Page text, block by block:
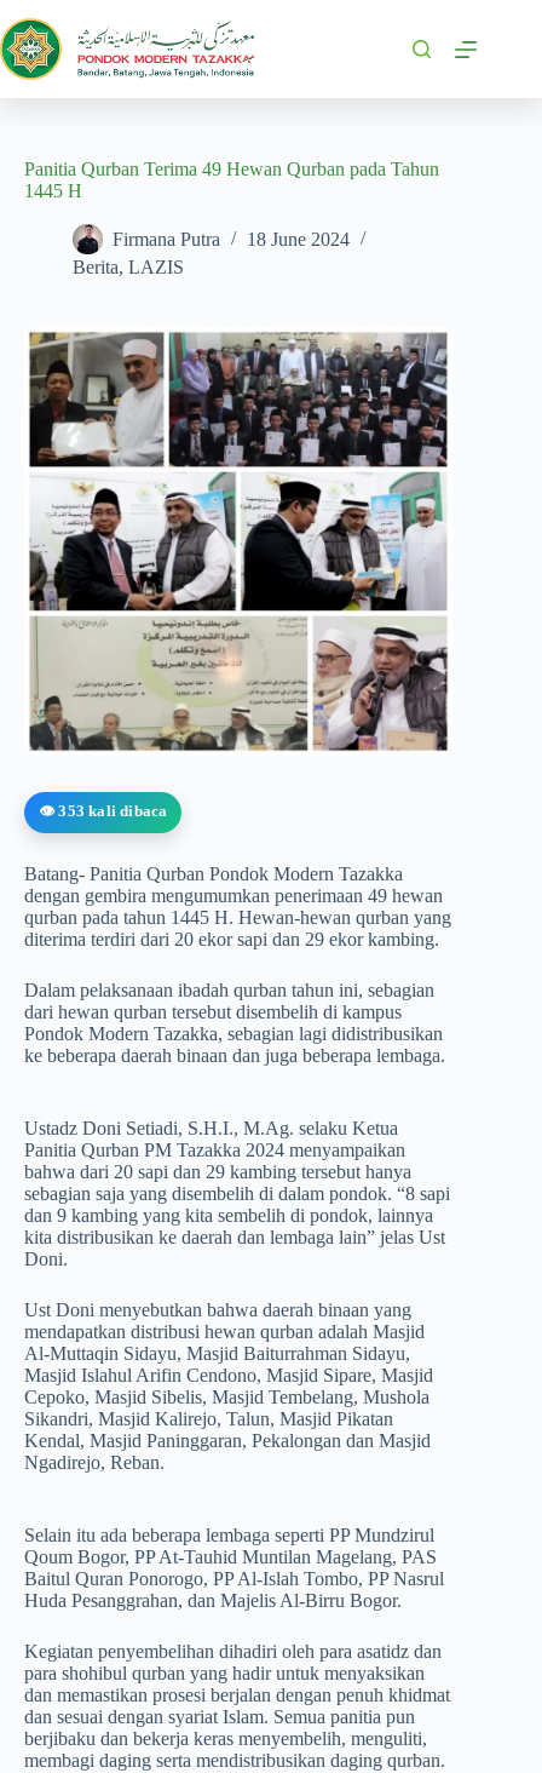
Panitia Qurban Terima 49 Hewan Qurban pada Tahun
1445 H
Firmana Putra
18 June 2024
Berita, LAZIS
👁️ 353 kali dibaca
Batang- Panitia Qurban Pondok Modern Tazakka
dengan gembira mengumumkan penerimaan 49 hewan
qurban pada tahun 1445 H. Hewan-hewan qurban yang
diterima terdiri dari 20 ekor sapi dan 29 ekor kambing.
Dalam pelaksanaan ibadah qurban tahun ini, sebagian
dari hewan qurban tersebut disembelih di kampus
Pondok Modern Tazakka, sebagian lagi didistribusikan
ke beberapa daerah binaan dan juga beberapa lembaga.
Ustadz Doni Setiadi, S.H.I., M.Ag. selaku Ketua
Panitia Qurban PM Tazakka 2024 menyampaikan
bahwa dari 20 sapi dan 29 kambing tersebut hanya
sebagian saja yang disembelih di dalam pondok. “8 sapi
dan 9 kambing yang kita sembelih di pondok, lainnya
kita distribusikan ke daerah dan lembaga lain” jelas Ust
Doni.
Ust Doni menyebutkan bahwa daerah binaan yang
mendapatkan distribusi hewan qurban adalah Masjid
Al-Muttaqin Sidayu, Masjid Baiturrahman Sidayu,
Masjid Islahul Arifin Cendono, Masjid Sipare, Masjid
Cepoko, Masjid Sibelis, Masjid Tembelang, Mushola
Sikandri, Masjid Kalirejo, Talun, Masjid Pikatan
Kendal, Masjid Paninggaran, Pekalongan dan Masjid
Ngadirejo, Reban.
Selain itu ada beberapa lembaga seperti PP Mundzirul
Qoum Bogor, PP At-Tauhid Muntilan Magelang, PAS
Baitul Quran Ponorogo, PP Al-Islah Tombo, PP Nasrul
Huda Pesanggrahan, dan Majelis Al-Birru Bogor.
Kegiatan penyembelihan dihadiri oleh para asatidz dan
para shohibul qurban yang hadir untuk menyaksikan
dan memastikan prosesi berjalan dengan penuh khidmat
dan sesuai dengan syariat Islam. Semua panitia pun
berjibaku dan bekerja keras menyembelih, menguliti,
membagi daging serta mendistribusikan daging qurban.